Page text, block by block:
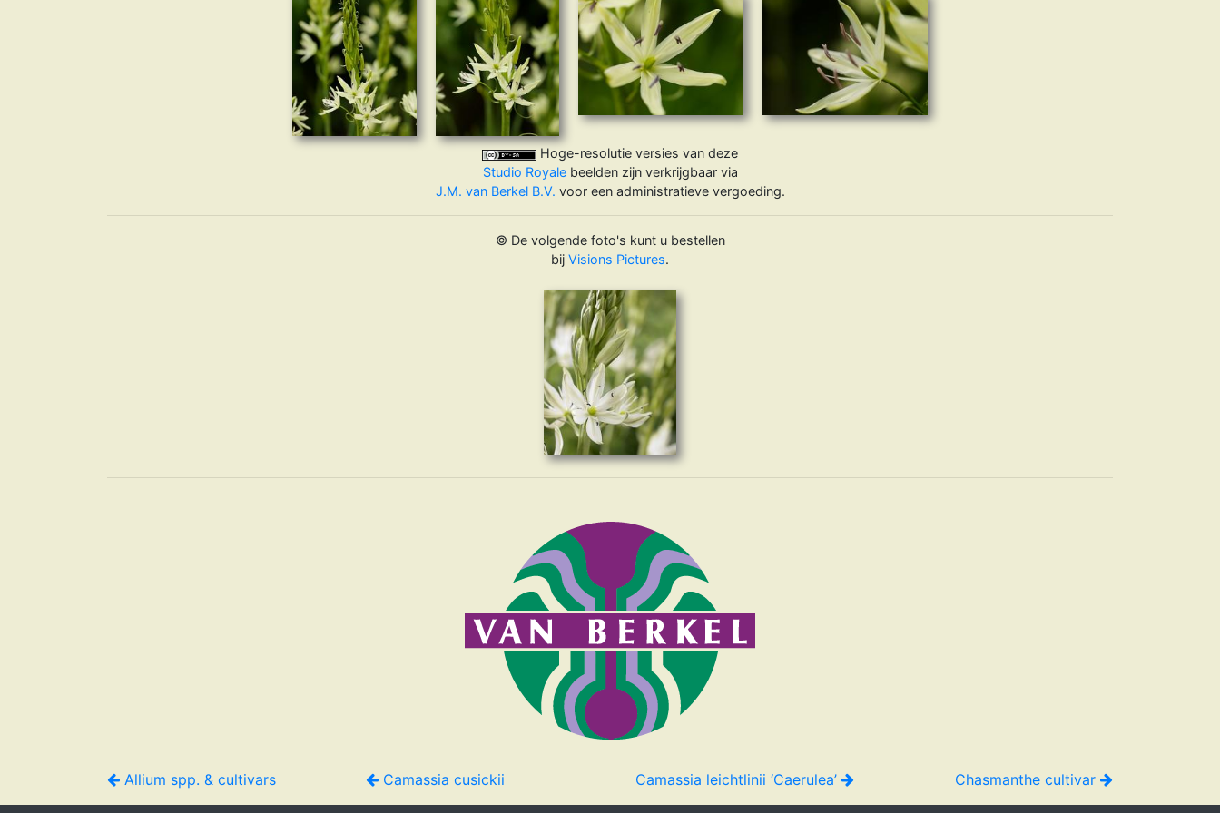
Hoge-resolutie versies van deze
Studio Royalebeelden zijn verkrijgbaar via
J.M. van Berkel B.V. voor een administratieve vergoeding.
© De volgende foto's kunt u bestellen
bij Visions Pictures.
Allium spp. & cultivars Camassia cusickii Camassia leichtlinii ‘Caerulea’ Chasmanthe cultivar